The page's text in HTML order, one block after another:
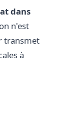
dans
n'est
transmet
à